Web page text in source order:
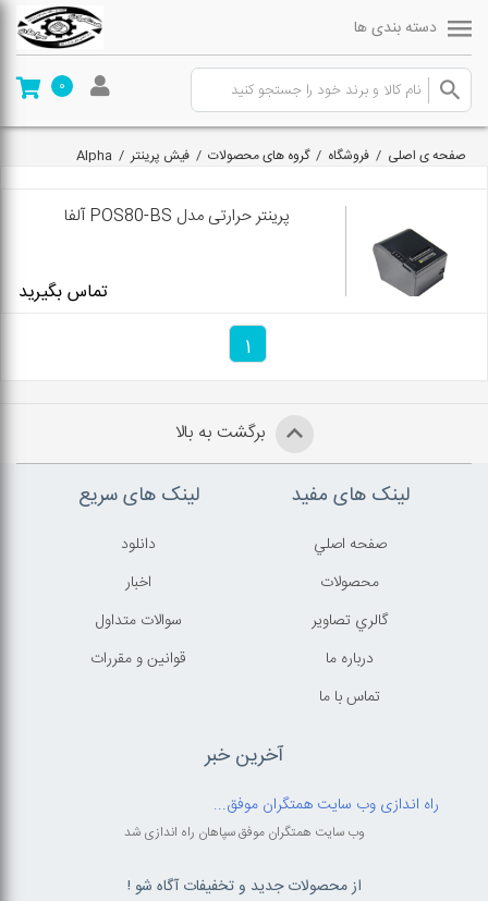
دسته بندی ها
0
صفحه ی اصلی / فروشگاه /گروه های محصولات / فیش پرینتر/
Alpha
پرینتر حرارتی مدل POS80-BS آلفا
تماس بگیرید
1
برگشت به بالا
لینک های مفید
صفحه اصلي
محصولات
گالري تصاوير
درباره ما
تماس با ما
لینک های سریع
دانلود
اخبار
سوالات متداول
قوانين و مقررات
آخرین خبر
راه اندازی وب سایت همتگران موفق...
وب سایت همتگران موفق سپاهان راه اندازی شد
از محصولات جدید و تخفیفات آگاه شو !